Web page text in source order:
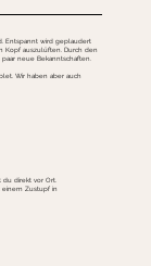
Entspannt wird geplaudert
Kopf auszulüften. Durch den
neue Bekanntschaften.
Wir haben aber auch
direkt vor Ort.
einem Zustupf in